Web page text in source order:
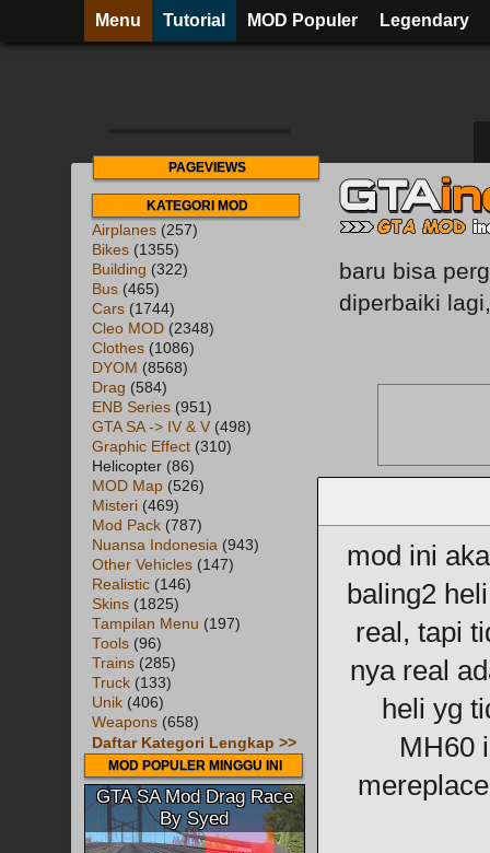
Menu Tutorial MOD Populer Legendary
baru bisa
diperbaiki
mod ini
baling2
real, tapi
nya real
heli yg
MH60
PAGEVIEWS
KATEGORI MOD
Airplanes (257)
Bikes (1355)
Building (322)
Bus (465)
Cars (1744)
Cleo MOD (2348)
Clothes (1086)
DYOM (8568)
Drag (584)
ENB Series (951)
GTA SA -> IV & V (498)
Graphic Effect (310)
Helicopter (86)
MOD Map (526)
Misteri (469)
Mod Pack (787)
Nuansa Indonesia (943)
Other Vehicles (147)
Realistic (146)
Skins (1825)
Tampilan Menu (197)
Tools (96)
Trains (285)
Truck (133)
Unik (406)
Weapons (658)
Daftar Kategori Lengkap >>
MOD POPULER MINGGU INI
GTA SA Mod Drag Race
By Syed